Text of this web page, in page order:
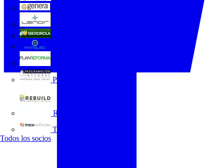
Programación Integral
REBUILD
Trace Software
Todos los socios